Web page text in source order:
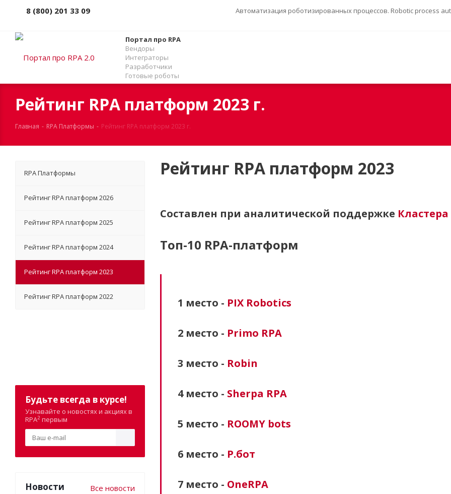
8 (800) 201 33 09 Автоматизация роботизированных процессов. Robotic process
Портал про RPA
Вендоры
Интеграторы
Разработчики
Готовые роботы
Рейтинг RPA платформ 2023 г.
Главная - RPA Платформы - Рейтинг RPA платформ 2023 г.
Рейтинг RPA платформ 2023
Cоставлен при аналитической поддержке
Топ-10 RPA-платформ
1 место - PIX Robotics
2 место - Primo RPA
3 место - Robin
4 место - Sherpa RPA
5 место - ROOMY bots
6 место - Р.бот
7 место - OneRPA
RPA Платформы
Рейтинг RPA платформ 2026
Рейтинг RPA платформ 2025
Рейтинг RPA платформ 2024
Рейтинг RPA платформ 2023
Рейтинг RPA платформ 2022
Будьте всегда в курсе!
Узнавайте о новостях и акциях в
RPA2 первым
Новости Все новости